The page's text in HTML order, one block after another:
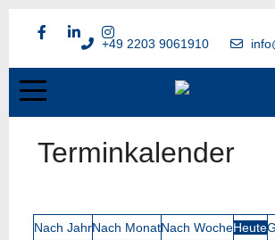
+49 2203 9061910
Terminkalender
Nach JahrNach MonatNach WocheHeute